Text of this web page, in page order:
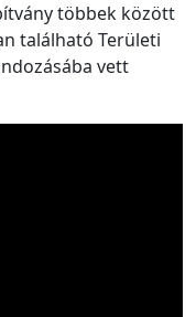
többek között
található Területi
vett